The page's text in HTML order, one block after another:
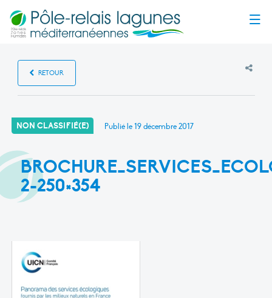
RETOUR
NON CLASSIFIÉ(E) Publié le19 décembre 2017
2-250×354